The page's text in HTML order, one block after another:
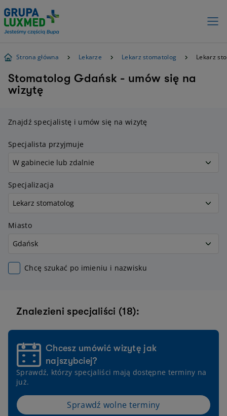
Strona główna Lekarze Lekarz stomatolog Lekarz
Stomatolog Gdańsk - umów się na
wizytę
Znajdź specjalistę i umów się na wizytę
Specjalista przyjmuje
Specjalizacja
Miasto
Chcę szukać po imieniu i nazwisku
Znalezieni specjaliści (18):
Chcesz umówić wizytę jak
najszybciej?
Sprawdź, którzy specjaliści mają dostępne terminy na
już.
Sprawdź wolne terminy